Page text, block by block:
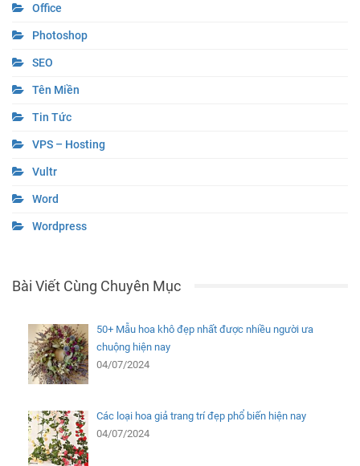
Office
Photoshop
SEO
Tên Miền
Tin Tức
VPS – Hosting
Vultr
Word
Wordpress
Bài Viết Cùng Chuyên Mục
50+ Mẫu hoa khô đẹp nhất được nhiều người ưa
chuộng hiện nay
04/07/2024
Các loại hoa giả trang trí đẹp phổ biến hiện nay
04/07/2024